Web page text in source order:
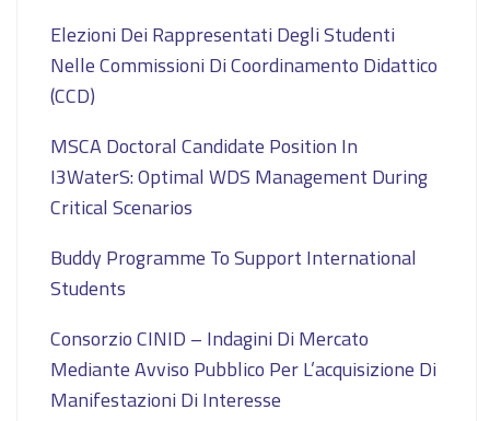
Elezioni Dei Rappresentati Degli Studenti
Nelle Commissioni Di Coordinamento Didattico
(CCD)
MSCA Doctoral Candidate Position In
I3WaterS: Optimal WDS Management During
Critical Scenarios
Buddy Programme To Support International
Students
Consorzio CINID – Indagini Di Mercato
Mediante Avviso Pubblico Per L’acquisizione Di
Manifestazioni Di Interesse